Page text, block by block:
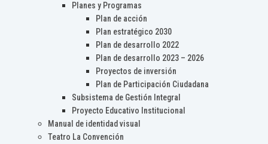
Planes y Programas
Plan de acción
Plan estratégico 2030
Plan de desarrollo 2022
Plan de desarrollo 2023 – 2026
Proyectos de inversión
Plan de Participación Ciudadana
Subsistema de Gestión Integral
Proyecto Educativo Institucional
Manual de identidad visual
Teatro La Convención